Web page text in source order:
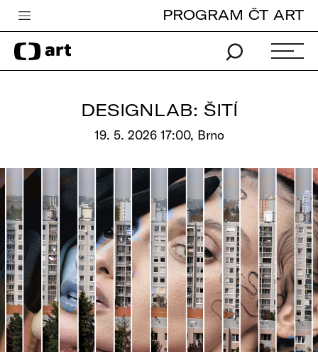
Česká televize
Zpravodajství
Pro děti
edu
Vše o ČT
PROGRAM ČT ART
DESIGNLAB: ŠITÍ
19. 5. 2026 17:00, Brno